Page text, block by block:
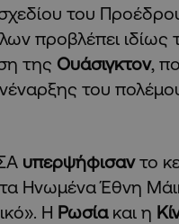
του
προβλέπει ιδίως
της Ουάσιγκτον,
του
υπερψήφισαντο
Ηνωμένα Έθνη
Η Ρωσία και η